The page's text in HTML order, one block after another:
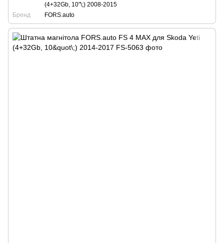
(4+32Gb, 10"\;) 2008-2015
Бренд
FORS.auto